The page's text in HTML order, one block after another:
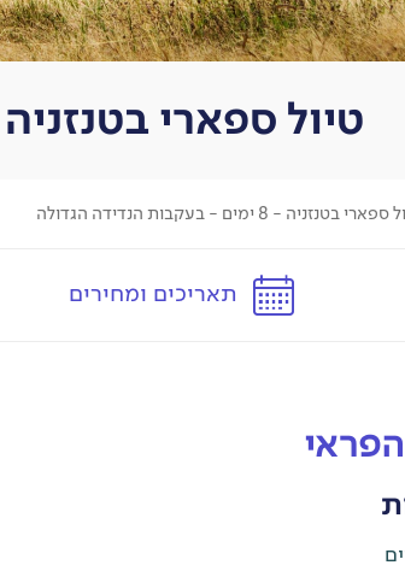
טיול ספארי בטנזניה - 8 ימים - בעקבות הנדידה
בטנזניה - 8 ימים - בעקבות הנדידה הגדולה
תאריכים ומחירים